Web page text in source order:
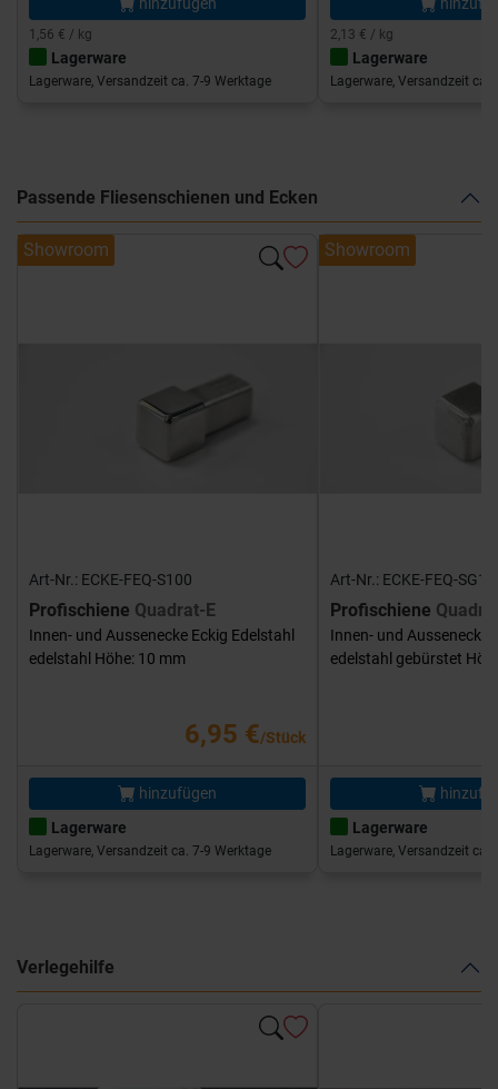
1,56 € / kg
Lagerware
Lagerware, Versandzeit ca. 7-9 Werktage
2,13 € / kg
Lagerware
Lagerware, Versandzeit ca.
Passende Fliesenschienen und Ecken
Showroom
Art-Nr.: ECKE-FEQ-S100
Profischiene Quadrat-E
Innen- und Aussenecke Eckig Edelstahl
edelstahl Höhe: 10 mm
6,95 €/Stück
hinzufügen
Lagerware
Lagerware, Versandzeit ca. 7-9 Werktage
Showroom
Art-Nr.: ECKE-FEQ-
Profischiene
Innen- und Aussenecke
edelstahl gebürstet
Lagerware
Lagerware, Versandzeit ca.
Verlegehilfe